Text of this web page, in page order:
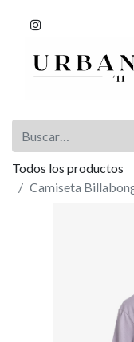
Todos los productos
Camiseta